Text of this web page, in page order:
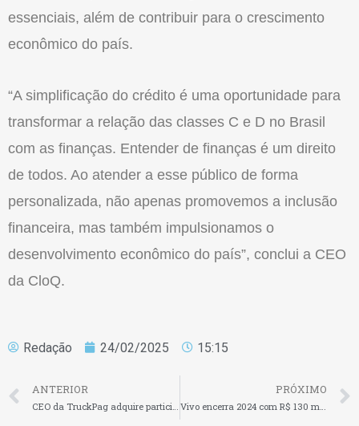
essenciais, além de contribuir para o crescimento
econômico do país.
“A simplificação do crédito é uma oportunidade para
transformar a relação das classes C e D no Brasil
com as finanças. Entender de finanças é um direito
de todos. Ao atender a esse público de forma
personalizada, não apenas promovemos a inclusão
financeira, mas também impulsionamos o
desenvolvimento econômico do país”, conclui a CEO
da CloQ.
Redação 24/02/2025 15:15
ANTERIOR PRÓXIMO